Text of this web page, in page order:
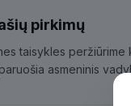
pirkimų
taisykles
asmeninis